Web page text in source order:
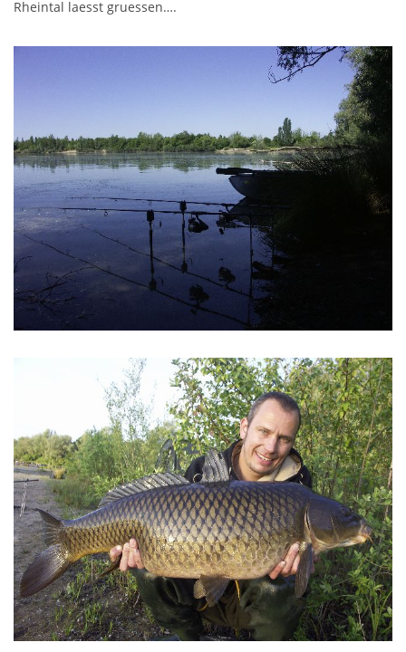
Rheintal laesst gruessen….